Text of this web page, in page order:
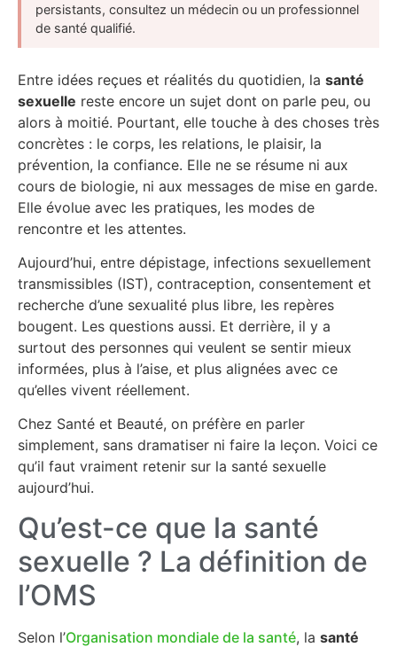
persistants, consultez un médecin ou un professionnel
de santé qualifié.
Entre idées reçues et réalités du quotidien, la santé
sexuelle reste encore un sujet dont on parle peu, ou
alors à moitié. Pourtant, elle touche à des choses très
concrètes : le corps, les relations, le plaisir, la
prévention, la confiance. Elle ne se résume ni aux
cours de biologie, ni aux messages de mise en garde.
Elle évolue avec les pratiques, les modes de
rencontre et les attentes.
Aujourd’hui, entre dépistage, infections sexuellement
transmissibles (IST), contraception, consentement et
recherche d’une sexualité plus libre, les repères
bougent. Les questions aussi. Et derrière, il y a
surtout des personnes qui veulent se sentir mieux
informées, plus à l’aise, et plus alignées avec ce
qu’elles vivent réellement.
Chez Santé et Beauté, on préfère en parler
simplement, sans dramatiser ni faire la leçon. Voici ce
qu’il faut vraiment retenir sur la santé sexuelle
aujourd’hui.
Qu’est-ce que la santé
sexuelle ? La définition de
l’OMS
Selon l’Organisation mondiale de la santé, la santé